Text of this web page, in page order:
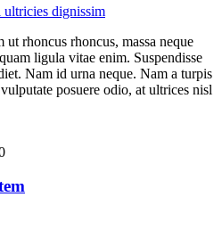
ut rhoncus rhoncus, massa neque
ligula vitae enim. Suspendisse
Nam id urna neque. Nam a turpis
posuere odio, at ultrices nisl